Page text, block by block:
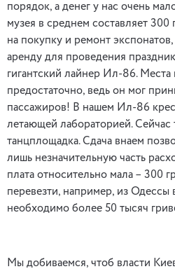
порядок, а денег у нас очень
музея в среднем составляет 300
на покупку и ремонт
аренду для проведения
гигантский лайнер Ил-86. Места
предостаточно, ведь он мог
пассажиров! В нашем Ил-86
летающей лабораторией. Сейчас
танцплощадка. Сдача внаем
лишь незначительную часть
плата относительно мала – 300
перевезти, например, из Одессы
необходимо более 50 тысяч
Мы добиваемся, чтоб власти